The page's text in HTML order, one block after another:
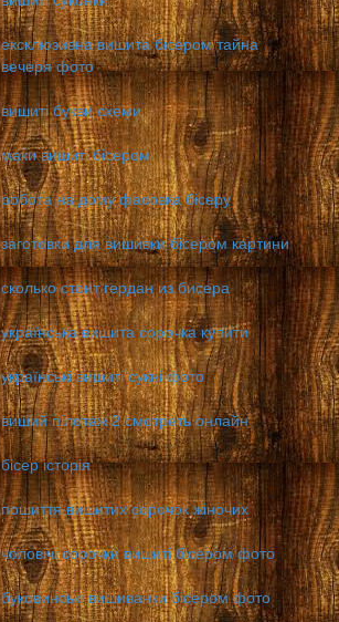
ексклюзивна вишита бісером тайна
вечеря фото
вишиті букви схеми
маки вишиті бісером
робота на дому фасовка бісеру
заготовки для вишивки бісером картини
сколько стоит гердан из бисера
українська вишита сорочка купити
українські вишиті сукні фото
виший пілотаж 2 смотреть онлайн
бісер історія
пошиття вишитих сорочок жіночих
чоловічі сорочки вишиті бісером фото
буковинські вишиванки бісером фото